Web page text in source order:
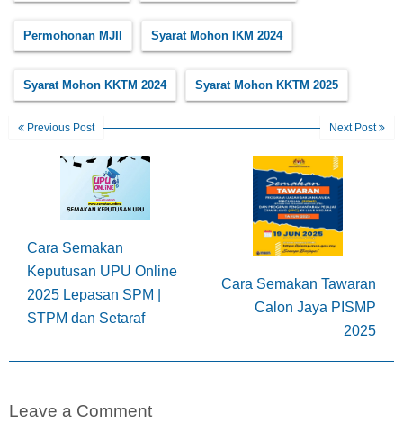
Permohonan MJII Syarat Mohon IKM 2024
Syarat Mohon KKTM 2024 Syarat Mohon KKTM 2025
Previous Post
Cara Semakan
Keputusan UPU Online
2025 Lepasan SPM |
STPM dan Setaraf
Next Post
Cara Semakan Tawaran
Calon Jaya PISMP
2025
Leave a Comment